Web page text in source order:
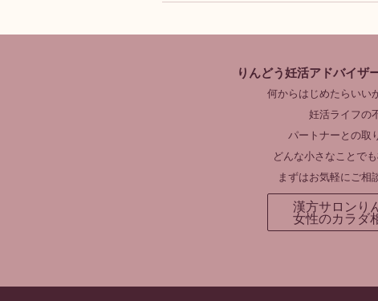
りんどう妊活アドバイザ
何からはじめたらいい
妊活ライフの
パートナーとの取
どんな小さなことで
まずはお気軽にご相
漢方サロンり
女性のカラダ